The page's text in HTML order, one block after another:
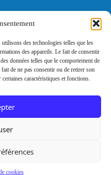
des technologies telles que les
des appareils. Le fait de consentir
données telles que le comportement de
de ne pas consentir ou de retirer son
caractéristiques et fonctions.
cookies